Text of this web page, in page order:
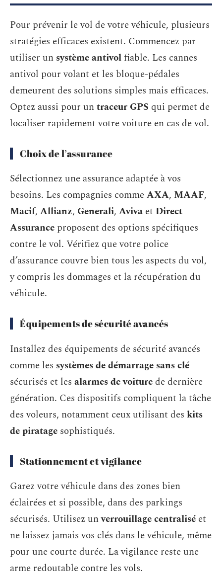
Pour prévenir le vol de votre véhicule, plusieurs
stratégies efficaces existent. Commencez par
utiliser un système antivolfiable. Les cannes
antivol pour volant et les bloque-pédales
demeurent des solutions simples mais efficaces.
Optez aussi pour untraceur GPS qui permet de
localiser rapidement votre voiture en cas de vol.
Choix de l’assurance
Sélectionnez une assurance adaptée à vos
besoins. Les compagnies commeAXA, MAAF,
Macif, Allianz, Generali, Aviva et Direct
Assurance proposent des options spécifiques
contre le vol. Vérifiez que votre police
d’assurance couvre bien tous les aspects du vol,
y compris les dommages et la récupération du
véhicule.
Équipements de sécurité avancés
Installez des équipements de sécurité avancés
comme les systèmes de démarrage sans clé
sécurisés et les alarmes de voiturede dernière
génération. Ces dispositifs compliquent la tâche
des voleurs, notamment ceux utilisant des kits
de piratage sophistiqués.
Stationnement et vigilance
Garez votre véhicule dans des zones bien
éclairées et si possible, dans des parkings
sécurisés. Utilisez unverrouillage centralisé et
ne laissez jamais vos clés dans le véhicule, même
pour une courte durée. La vigilance reste une
arme redoutable contre les vols.